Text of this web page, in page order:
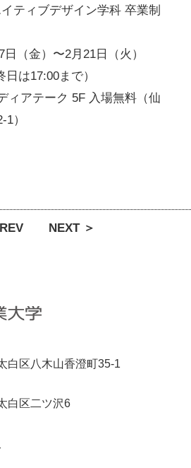
ティブデザイン学科 卒業制
（金）〜2月21日（火）
は17:00まで）
ィアテーク 5F 入場無料（仙
）
NEXT ＞
白区八木山香澄町35-1
白区二ツ沢6